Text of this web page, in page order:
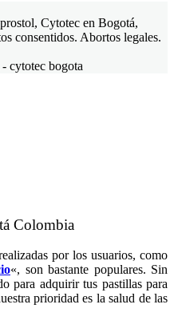
Cytotec en Bogotá,
consentidos. Abortos legales.
Colombia
por los usuarios, como
«, son bastante populares. Sin
para adquirir tus pastillas para
prioridad es la salud de las